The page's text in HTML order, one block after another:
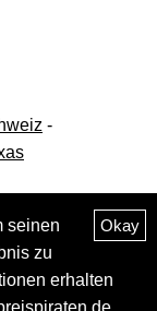
-
Okay
seinen
zu
erhalten